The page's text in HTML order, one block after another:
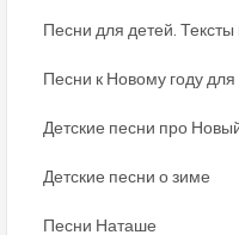
Песни для детей.
Песни к Новому году для
Детские песни про
Детские песни о зиме
Песни Наташе